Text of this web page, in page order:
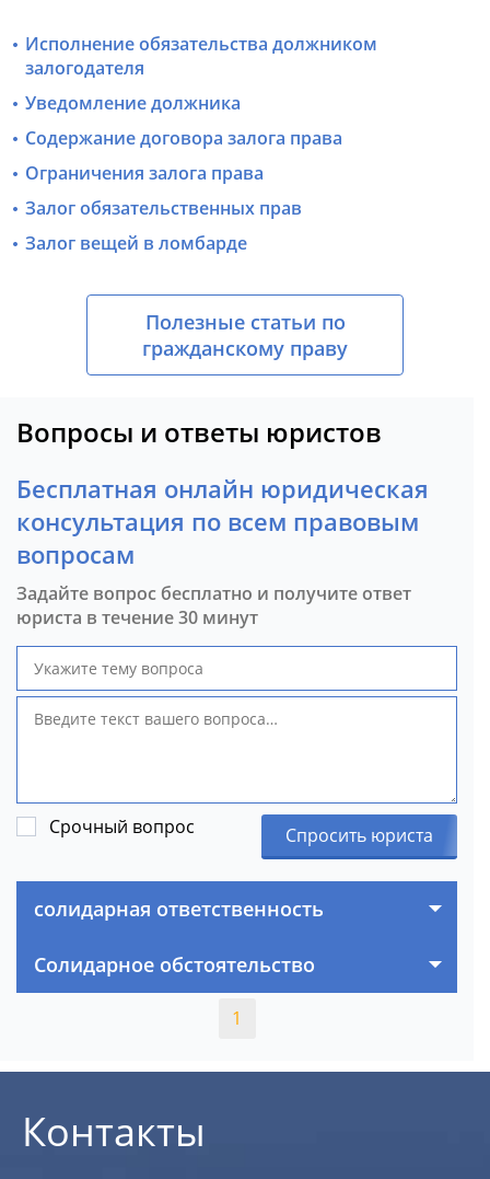
Исполнение обязательства должником
залогодателя
Уведомление должника
Содержание договора залога права
Ограничения залога права
Залог обязательственных прав
Залог вещей в ломбарде
Полезные статьи по
гражданскому праву
Вопросы и ответы юристов
Бесплатная онлайн юридическая
консультация по всем правовым
вопросам
Задайте вопрос бесплатно и получите ответ
юриста в течение 30 минут
Срочный вопрос Спросить юриста
солидарная ответственность
Солидарное обстоятельство
1
Контакты